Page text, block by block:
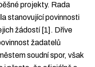
projekty. Rada
stanovující povinnosti
žádostí [1]. Dříve
žadatelů
soudní spor, však